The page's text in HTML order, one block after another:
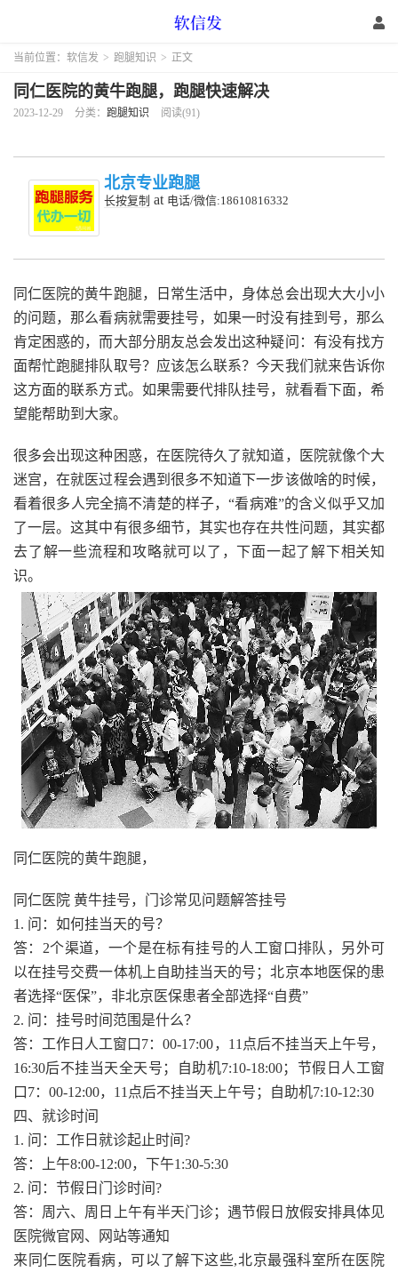
当前位置： 软信发 > 跑腿知识 > 正文
同仁医院的黄牛跑腿，跑腿快速解决
2023-12-29 分类： 跑腿知识 阅读(91)
北京专业跑腿
长按复制 at 电话/微信:18610816332
同仁医院的黄牛跑腿，日常生活中，身体总会出现大大小小
的问题，那么看病就需要挂号，如果一时没有挂到号，那么
肯定困惑的，而大部分朋友总会发出这种疑问：有没有找方
面帮忙跑腿排队取号？应该怎么联系？今天我们就来告诉你
这方面的联系方式。如果需要代排队挂号，就看看下面，希
望能帮助到大家。
很多会出现这种困惑，在医院待久了就知道，医院就像个大
迷宫，在就医过程会遇到很多不知道下一步该做啥的时候，
看着很多人完全搞不清楚的样子，“看病难”的含义似乎又加
了一层。这其中有很多细节，其实也存在共性问题，其实都
去了解一些流程和攻略就可以了，下面一起了解下相关知
识。
同仁医院的黄牛跑腿，
同仁医院 黄牛挂号，门诊常见问题解答挂号
1. 问：如何挂当天的号？
答：2个渠道，一个是在标有挂号的人工窗口排队，另外可
以在挂号交费一体机上自助挂当天的号；北京本地医保的患
者选择“医保”，非北京医保患者全部选择“自费”
2. 问：挂号时间范围是什么？
答：工作日人工窗口7：00-17:00，11点后不挂当天上午号，
16:30后不挂当天全天号；自助机7:10-18:00；节假日人工窗
口7：00-12:00，11点后不挂当天上午号；自助机7:10-12:30
四、就诊时间
1. 问：工作日就诊起止时间?
答：上午8:00-12:00，下午1:30-5:30
2. 问：节假日门诊时间?
答：周六、周日上午有半天门诊；遇节假日放假安排具体见
医院微官网、网站等通知
来同仁医院看病，可以了解下这些,北京最强科室所在医院